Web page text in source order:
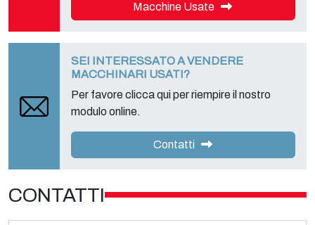
Macchine Usate
SEI INTERESSATO A VENDERE
MACCHINARI USATI?
Per favore clicca qui per riempire il nostro
modulo online.
Contatti
CONTATTI